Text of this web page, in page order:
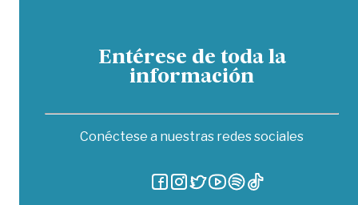
Entérese de toda la
información
Conéctese a nuestras redes sociales